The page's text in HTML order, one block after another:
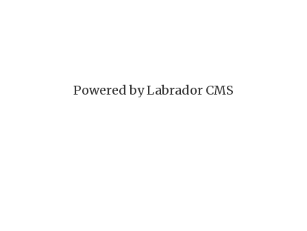
Powered by Labrador CMS